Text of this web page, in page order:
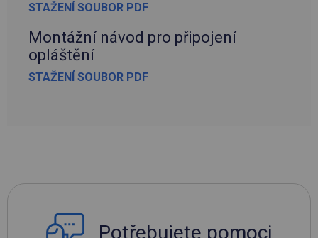
STAŽENÍ SOUBOR PDF
Montážní návod pro připojení
opláštění
STAŽENÍ SOUBOR PDF
Potřebujete pomoci